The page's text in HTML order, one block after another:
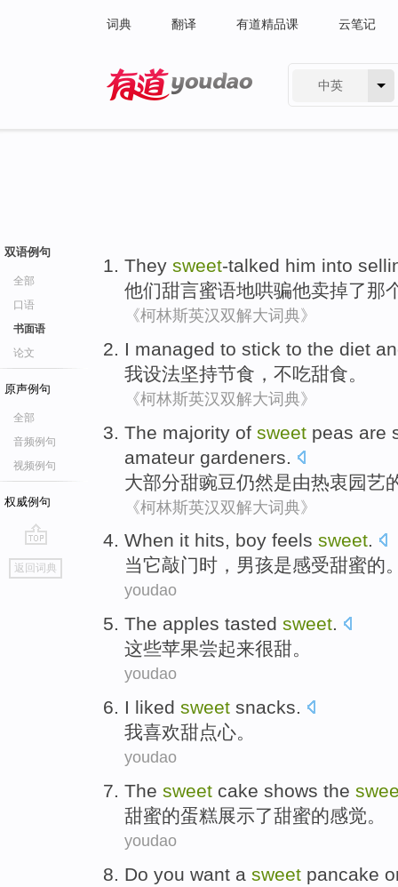
词典 翻译 有道精品课 云笔记
中英
双语例句
全部
口语
书面语
论文
原声例句
全部
音频例句
视频例句
权威例句
go
top
返回词典
They sweet-talked him into
他们甜言蜜语地哄骗他卖掉了那
《柯林斯英汉双解大词典》
I managed to stick to the diet
我设法坚持节食 ，不吃甜食。
《柯林斯英汉双解大词典》
The majority of sweet peas are
amateur gardeners
大部分甜豌豆仍然是由热衷园艺
《柯林斯英汉双解大词典》
When it hits, boy feels sweet.
当它敲门时 ， 男孩是感受甜蜜的
youdao
The apples tasted sweet.
这些苹果尝起来很甜。
youdao
I liked sweet snacks.
我喜欢甜点心。
youdao
The sweet cake shows the
甜蜜的蛋糕展示了甜蜜的感觉。
youdao
Do you want a sweet pancake